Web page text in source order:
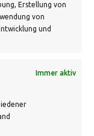
Erstellung von
von
und
Immer aktiv